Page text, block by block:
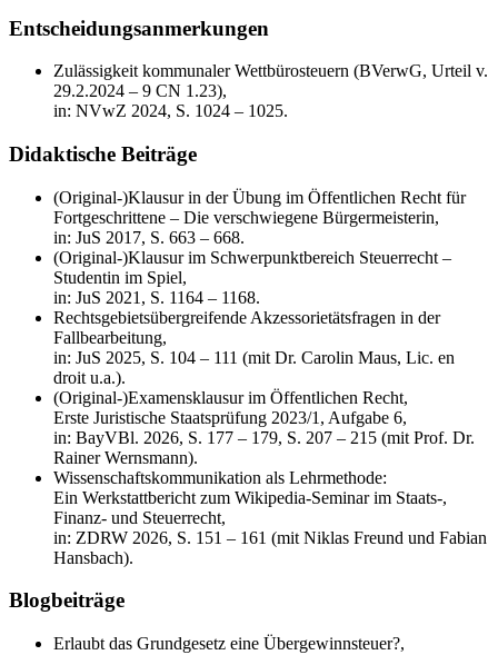
Entscheidungsanmerkungen
Zulässigkeit kommunaler Wettbürosteuern (BVerwG, Urteil v.
29.2.2024 – 9 CN 1.23),
in: NVwZ 2024, S. 1024 – 1025.
Didaktische Beiträge
(Original-)Klausur in der Übung im Öffentlichen Recht für
Fortgeschrittene – Die verschwiegene Bürgermeisterin,
in: JuS 2017, S. 663 – 668.
(Original-)Klausur im Schwerpunktbereich Steuerrecht –
Studentin im Spiel,
in: JuS 2021, S. 1164 – 1168.
Rechtsgebietsübergreifende Akzessorietätsfragen in der
Fallbearbeitung,
in: JuS 2025, S. 104 – 111 (mit Dr. Carolin Maus, Lic. en
droit u.a.).
(Original-)Examensklausur im Öffentlichen Recht,
Erste Juristische Staatsprüfung 2023/1, Aufgabe 6,
in: BayVBl. 2026, S. 177 – 179, S. 207 – 215 (mit Prof. Dr.
Rainer Wernsmann).
Wissenschaftskommunikation als Lehrmethode:
Ein Werkstattbericht zum Wikipedia-Seminar im Staats-,
Finanz- und Steuerrecht,
in: ZDRW 2026, S. 151 – 161 (mit Niklas Freund und Fabian
Hansbach).
Blogbeiträge
Erlaubt das Grundgesetz eine Übergewinnsteuer?,